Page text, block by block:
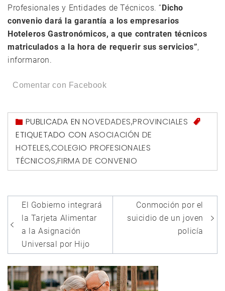
Profesionales y Entidades de Técnicos. “Dicho
convenio dará la garantía a los empresarios
Hoteleros Gastronómicos, a que contraten técnicos
matriculados a la hora de requerir sus servicios”,
informaron.
Comentar con Facebook
PUBLICADA ENNOVEDADES,PROVINCIALES
ETIQUETADO CON ASOCIACIÓN DE
HOTELES,COLEGIO PROFESIONALES
TÉCNICOS,FIRMA DE CONVENIO
Navegación
de
entradas
El Gobierno integrará
la Tarjeta Alimentar
a la Asignación
Universal por Hijo
Conmoción por el
suicidio de un joven
policía